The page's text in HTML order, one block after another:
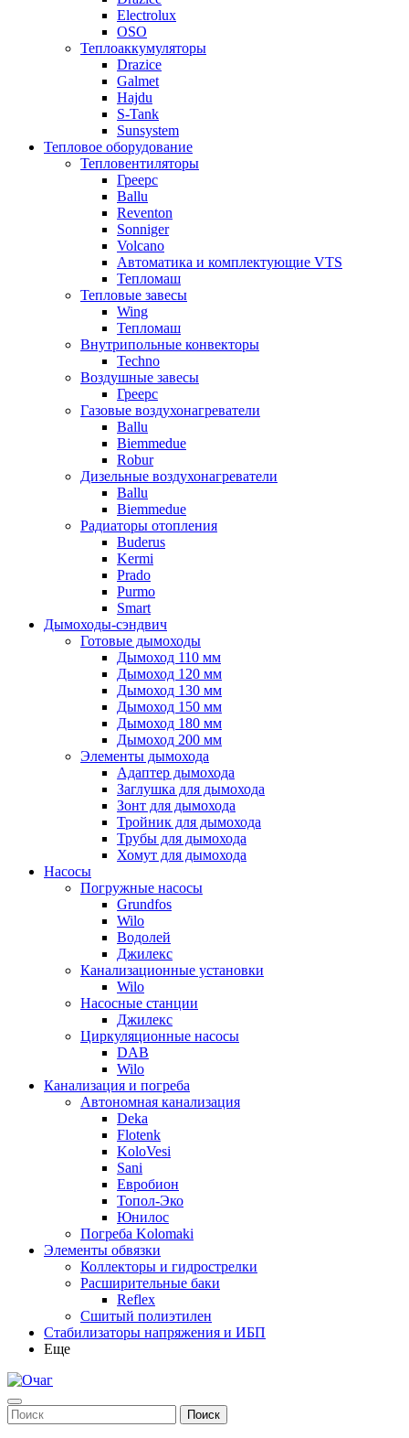
Electrolux
OSO
Теплоаккумуляторы
Drazice
Galmet
Hajdu
S-Tank
Sunsystem
Тепловое оборудование
Тепловентиляторы
Греерс
Ballu
Reventon
Sonniger
Volcano
Автоматика и комплектующие VTS
Тепломаш
Тепловые завесы
Wing
Тепломаш
Внутрипольные конвекторы
Techno
Воздушные завесы
Греерс
Газовые воздухонагреватели
Ballu
Biemmedue
Robur
Дизельные воздухонагреватели
Ballu
Biemmedue
Радиаторы отопления
Buderus
Kermi
Prado
Purmo
Smart
Дымоходы-сэндвич
Готовые дымоходы
Дымоход 110 мм
Дымоход 120 мм
Дымоход 130 мм
Дымоход 150 мм
Дымоход 180 мм
Дымоход 200 мм
Элементы дымохода
Адаптер дымохода
Заглушка для дымохода
Зонт для дымохода
Тройник для дымохода
Трубы для дымохода
Хомут для дымохода
Насосы
Погружные насосы
Grundfos
Wilo
Водолей
Джилекс
Канализационные установки
Wilo
Насосные станции
Джилекс
Циркуляционные насосы
DAB
Wilo
Канализация и погреба
Автономная канализация
Deka
Flotenk
KoloVesi
Sani
Евробион
Топол-Эко
Юнилос
Погреба Kolomaki
Элементы обвязки
Коллекторы и гидрострелки
Расширительные баки
Reflex
Сшитый полиэтилен
Стабилизаторы напряжения и ИБП
Еще